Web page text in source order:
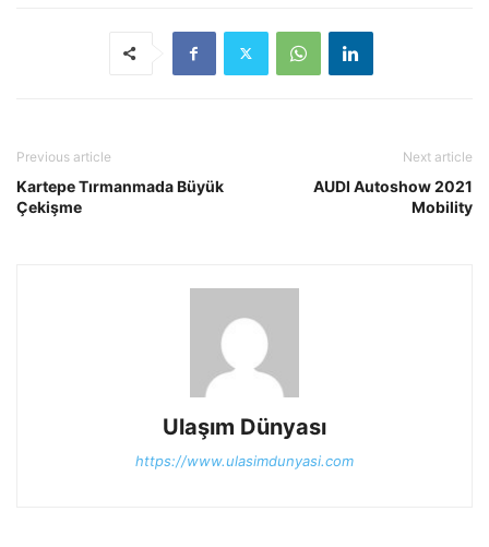
Previous article
Kartepe Tırmanmada Büyük
Çekişme
Next article
AUDI Autoshow 2021
Mobility
Ulaşım Dünyası
https://www.ulasimdunyasi.com